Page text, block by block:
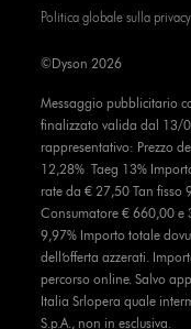
Politica globale sulla privacy
Messaggio pubblicitario
finalizzato valida dal 13/
rappresentativo: Prezzo
12,28% Taeg 13%
rate da € 27,50 Tan fisso
Consumatore € 660,00 e
9,97% Importo totale
dell’offerta azzerati.
percorso online. Salvo
Italia Srlopera quale
S.p.A., non in esclusiva.
©Dyson 2026